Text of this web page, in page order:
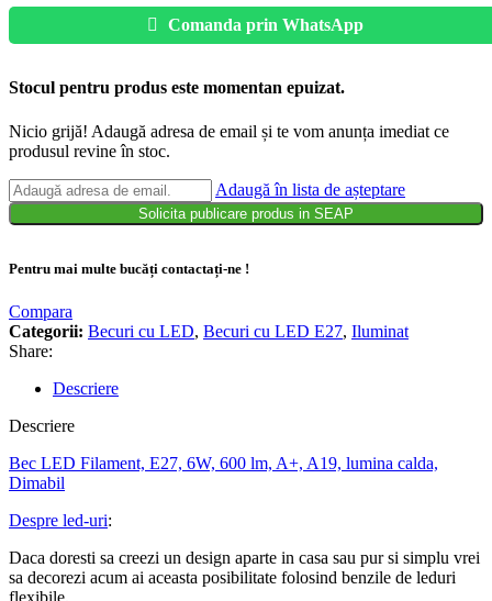
Comanda prin WhatsApp
Stocul pentru produs este momentan epuizat.
Nicio grijă! Adaugă adresa de email și te vom anunța imediat ce
produsul revine în stoc.
Adaugă în lista de așteptare
Solicita publicare produs in SEAP
Pentru mai multe bucăți contactați-ne !
Compara
Categorii: Becuri cu LED, Becuri cu LED E27, Iluminat
Share:
Descriere
Descriere
Bec LED Filament, E27, 6W, 600 lm, A+, A19, lumina calda,
Dimabil
Despre led-uri:
Daca doresti sa creezi un design aparte in casa sau pur si simplu vrei
sa decorezi acum ai aceasta posibilitate folosind benzile de leduri
flexibile.